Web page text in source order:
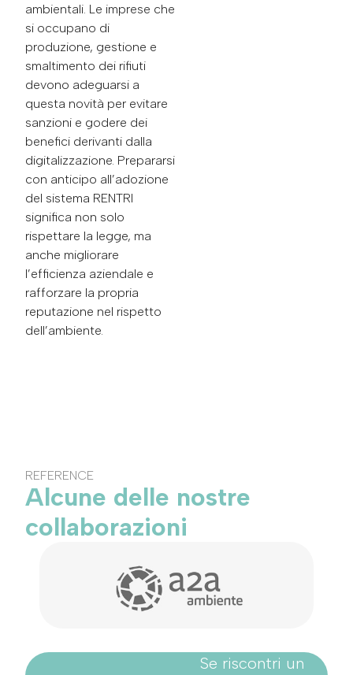
ambientali. Le imprese che
si occupano di
produzione, gestione e
smaltimento dei rifiuti
devono adeguarsi a
questa novità per evitare
sanzioni e godere dei
benefici derivanti dalla
digitalizzazione. Prepararsi
con anticipo all’adozione
del sistema RENTRI
significa non solo
rispettare la legge, ma
anche migliorare
l’efficienza aziendale e
rafforzare la propria
reputazione nel rispetto
dell’ambiente.
REFERENCE
Alcune delle nostre
collaborazioni
Se riscontri un